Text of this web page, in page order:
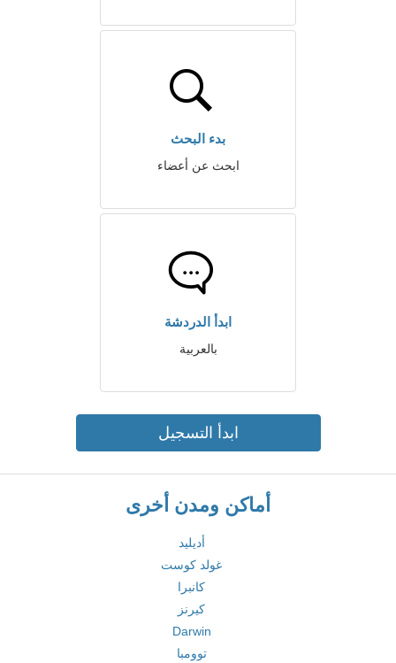
بدء البحث
ابحث عن أعضاء
ابدأ الدردشة
بالعربية
ابدأ التسجيل
أماكن ومدن أخرى
أديليد
غولد كوست
كانبرا
كيرنز
Darwin
توومبا